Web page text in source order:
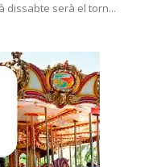
dissabte serà el torn...